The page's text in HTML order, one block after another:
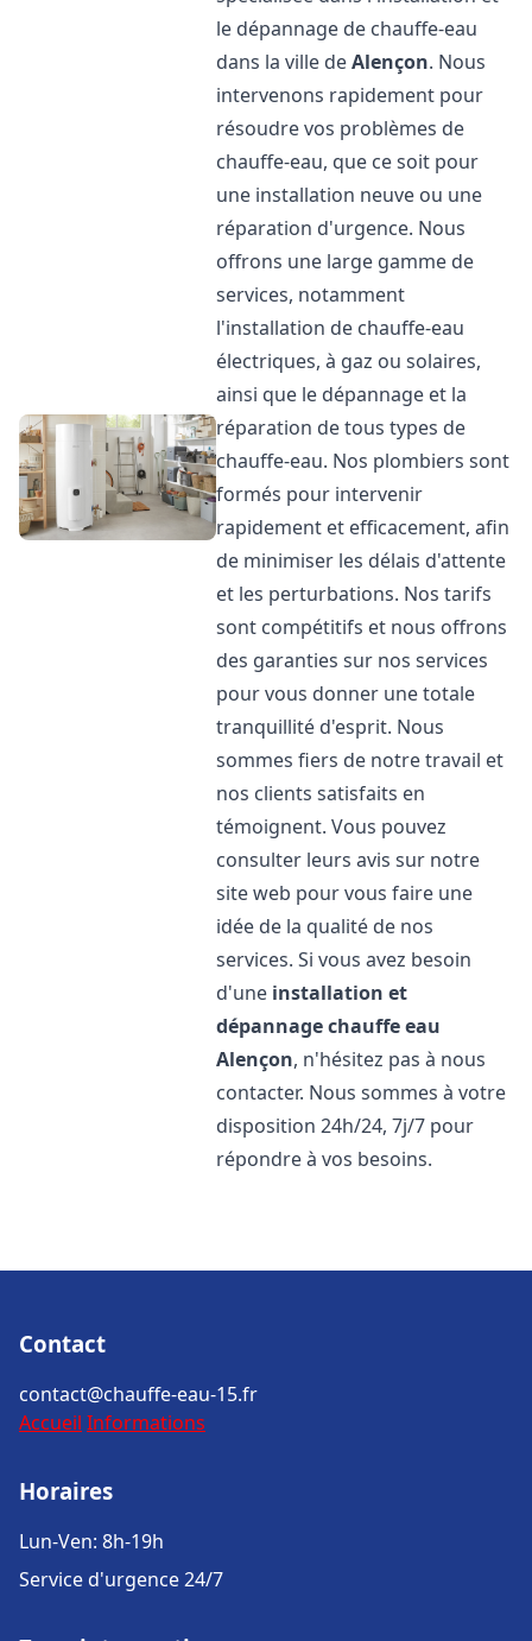
le dépannage de chauffe-eau
dans la ville deAlençon. Nous
intervenons rapidement pour
résoudre vos problèmes de
chauffe-eau, que ce soit pour
une installation neuve ou une
réparation d'urgence. Nous
offrons une large gamme de
services, notamment
l'installation de chauffe-eau
électriques, à gaz ou solaires,
ainsi que le dépannage et la
réparation de tous types de
chauffe-eau. Nos plombiers sont
formés pour intervenir
rapidement et efficacement, afin
de minimiser les délais d'attente
et les perturbations. Nos tarifs
sont compétitifs et nous offrons
des garanties sur nos services
pour vous donner une totale
tranquillité d'esprit. Nous
sommes fiers de notre travail et
nos clients satisfaits en
témoignent. Vous pouvez
consulter leurs avis sur notre
site web pour vous faire une
idée de la qualité de nos
services. Si vous avez besoin
d'une installation et
dépannage chauffe eau
Alençon, n'hésitez pas à nous
contacter. Nous sommes à votre
disposition 24h/24, 7j/7 pour
répondre à vos besoins.
Contact
contact@chauffe-eau-15.fr
Accueil Informations
Horaires
Lun-Ven: 8h-19h
Service d'urgence 24/7